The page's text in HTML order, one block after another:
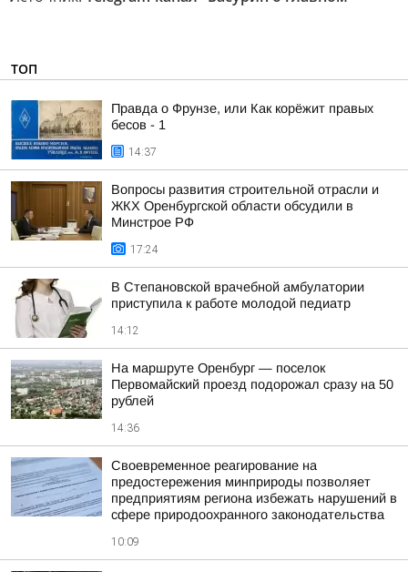
ТОП
Правда о Фрунзе, или Как корёжит правых
бесов - 1
14:37
Вопросы развития строительной отрасли и
ЖКХ Оренбургской области обсудили в
Минстрое РФ
17:24
В Степановской врачебной амбулатории
приступила к работе молодой педиатр
14:12
На маршруте Оренбург — поселок
Первомайский проезд подорожал сразу на 50
рублей
14:36
Своевременное реагирование на
предостережения минприроды позволяет
предприятиям региона избежать нарушений в
сфере природоохранного законодательства
10:09